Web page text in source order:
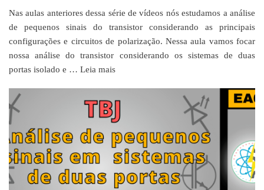
Nas aulas anteriores dessa série de vídeos nós estudamos a análise
de pequenos sinais do transistor considerando as principais
configurações e circuitos de polarização. Nessa aula vamos focar
nossa análise do transistor considerando os sistemas de duas
portas isolado e … Leia mais